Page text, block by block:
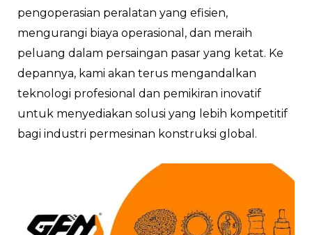
pengoperasian peralatan yang efisien,
mengurangi biaya operasional, dan meraih
peluang dalam persaingan pasar yang ketat. Ke
depannya, kami akan terus mengandalkan
teknologi profesional dan pemikiran inovatif
untuk menyediakan solusi yang lebih kompetitif
bagi industri permesinan konstruksi global.